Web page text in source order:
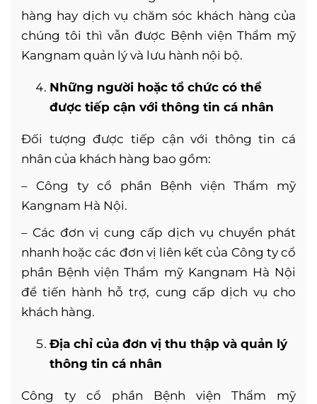
hàng hay dịch vụ chăm sóc khách hàng của
chúng tôi thì vẫn được Bệnh viện Thẩm mỹ
Kangnam quản lý và lưu hành nội bộ.
Những người hoặc tổ chức có thể
được tiếp cận với thông tin cá nhân
Đối tượng được tiếp cận với thông tin cá
nhân của khách hàng bao gồm:
– Công ty cổ phần Bệnh viện Thẩm mỹ
Kangnam Hà Nội.
– Các đơn vị cung cấp dịch vụ chuyển phát
nhanh hoặc các đơn vị liên kết của Công ty cổ
phần Bệnh viện Thẩm mỹ Kangnam Hà Nội
để tiến hành hỗ trợ, cung cấp dịch vụ cho
khách hàng.
Địa chỉ của đơn vị thu thập và quản lý
thông tin cá nhân
Công ty cổ phần Bệnh viện Thẩm mỹ